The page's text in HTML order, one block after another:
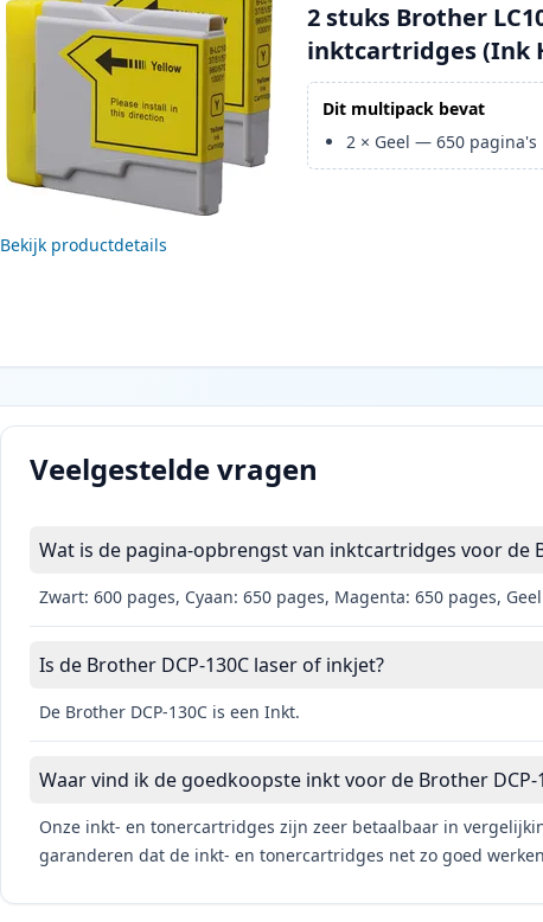
Bekijk productdetails
2 stuks Brother
inktcartridges (Ink
Dit multipack bevat
2 × Geel —650 pagina's
Veelgestelde vragen
Wat is de pagina-opbrengst van inktcartridges voor de
Zwart: 600 pages, Cyaan: 650 pages, Magenta: 650 pages,
Is de Brother DCP-130C laser of inkjet?
De Brother DCP-130C is een Inkt.
Waar vind ik de goedkoopste inkt voor de Brother DCP-
Onze inkt- en tonercartridges zijn zeer betaalbaar in
garanderen dat de inkt- en tonercartridges net zo goed